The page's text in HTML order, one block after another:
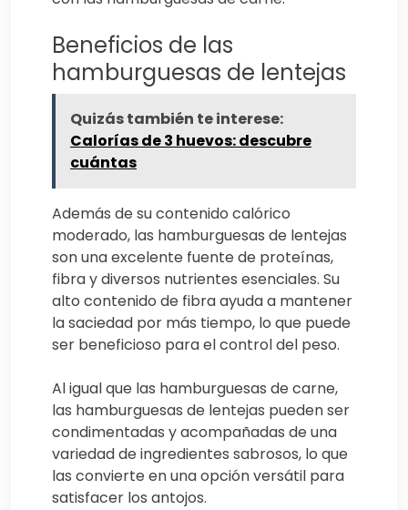
Beneficios de las
hamburguesas de lentejas
Quizás también te interese:
Calorías de 3 huevos: descubre
cuántas
Además de su contenido calórico
moderado, las hamburguesas de lentejas
son una excelente fuente de proteínas,
fibra y diversos nutrientes esenciales. Su
alto contenido de fibra ayuda a mantener
la saciedad por más tiempo, lo que puede
ser beneficioso para el control del peso.
Al igual que las hamburguesas de carne,
las hamburguesas de lentejas pueden ser
condimentadas y acompañadas de una
variedad de ingredientes sabrosos, lo que
las convierte en una opción versátil para
satisfacer los antojos.